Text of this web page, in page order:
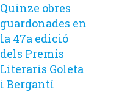
Quinze obres
guardonades en
la 47a edició
dels Premis
Literaris Goleta
i Bergantí